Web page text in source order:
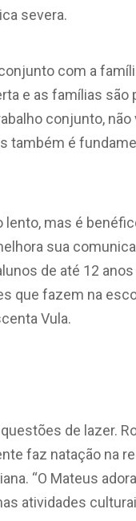
severa.
com a
e as famílias
conjunto, não
é
mas é
sua
de até 12
que fazem na
Vula.
de lazer.
faz natação na
“O Mateus
atividades